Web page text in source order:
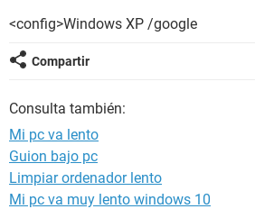
<config>Windows XP /google
Compartir
Consulta también:
Mi pc va lento
Guion bajo pc
Limpiar ordenador lento
Mi pc va muy lento windows 10